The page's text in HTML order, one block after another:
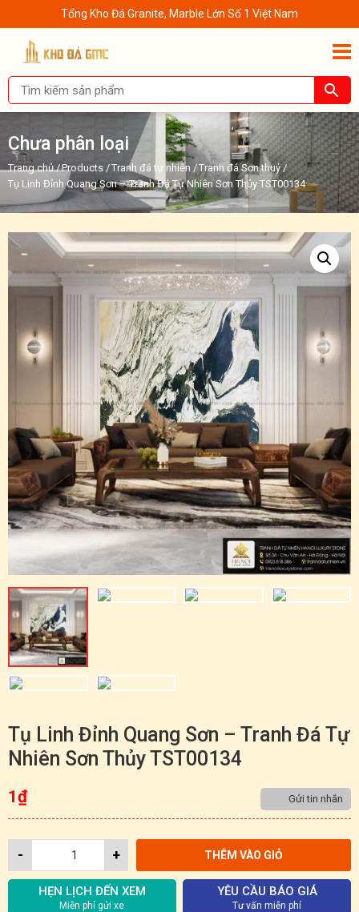
Tổng Kho Đá Granite, Marble Lớn Số 1 Việt Nam
Chưa phân loại
Trang chủ/Products /Tranh đá tự nhiên /Tranh đá Sơn thuỷ/
Tụ Linh Đỉnh Quang Sơn – Tranh Đá Tự Nhiên Sơn Thủy TST00134
Tụ Linh Đỉnh Quang Sơn – Tranh Đá Tự
Nhiên Sơn Thủy TST00134
1₫ Gửi tin nhắn
+
- THÊM VÀO GIỎ
HẸN LỊCH ĐẾN XEM
Miễn phí gửi xe
YÊU CẦU BÁO GIÁ
Tư vấn miễn phí